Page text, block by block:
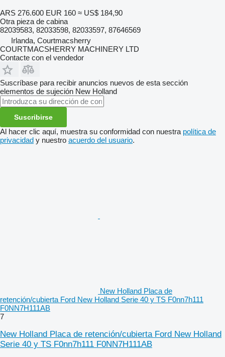
ARS 276.600 EUR 160 ≈ US$ 184,90
Otra pieza de cabina
82039583, 82033598, 82033597, 87646569
Irlanda, Courtmacsherry
COURTMACSHERRY MACHINERY LTD
Contacte con el vendedor
Suscríbase para recibir anuncios nuevos de esta sección
elementos de sujeción New Holland
Suscribirse
Al hacer clic aquí, muestra su conformidad con nuestra política de
privacidad y nuestro acuerdo del usuario.
New Holland Placa de
retención/cubierta Ford New Holland Serie 40 y TS F0nn7h111
F0NN7H111AB
7
New Holland Placa de retención/cubierta Ford New Holland
Serie 40 y TS F0nn7h111 F0NN7H111AB